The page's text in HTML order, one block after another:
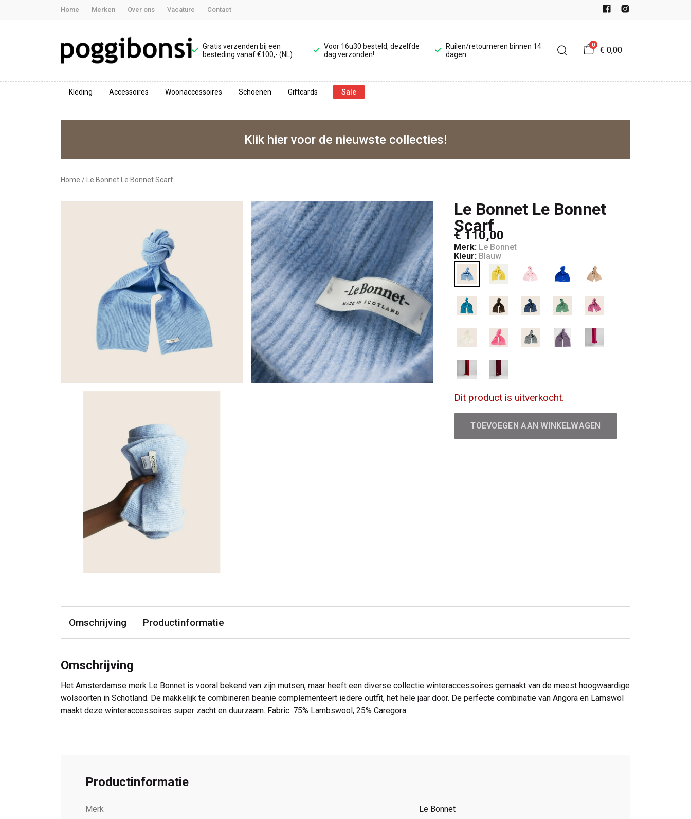
Home Merken Over ons Vacature Contact
Gratis verzenden bij een
besteding vanaf €100,- (NL)
Voor 16u30 besteld, dezelfde
dag verzonden!
Ruilen/retourneren binnen 14
dagen.
0
€ 0,00
Kleding Accessoires Woonaccessoires Schoenen Giftcards Sale
Klik hier voor de nieuwste collecties!
Home Le Bonnet Le Bonnet Scarf
Le Bonnet Le Bonnet
Scarf
€ 110,00
Merk: Le Bonnet
Kleur: Blauw
Dit product is uitverkocht.
TOEVOEGEN AAN WINKELWAGEN
Omschrijving Productinformatie
Omschrijving
Het Amsterdamse merk Le Bonnet is vooral bekend van zijn mutsen, maar heeft een diverse collectie winteraccessoires gemaakt van de meest hoogwaardige
wolsoorten in Schotland. De makkelijk te combineren beanie complementeert iedere outfit, het hele jaar door. De perfecte combinatie van Angora en Lamswol
maakt deze winteraccessoires super zacht en duurzaam. Fabric: 75% Lambswool, 25% Caregora
Productinformatie
Merk Le Bonnet